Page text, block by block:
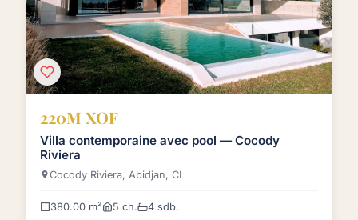
220M XOF
Villa contemporaine avec pool — Cocody
Riviera
Cocody Riviera, Abidjan, CI
380.00 m² 5 ch. 4 sdb.